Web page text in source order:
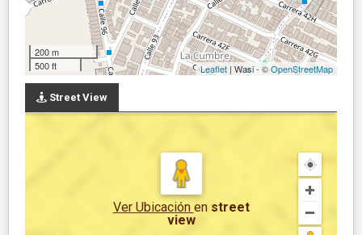
200 m
500 ft
Leaflet | Wasi - ©OpenStreetMap
Street View
Ver Ubicación en street
view